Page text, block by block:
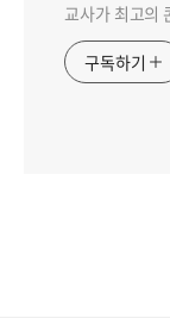
교사가 최고의
구독하기